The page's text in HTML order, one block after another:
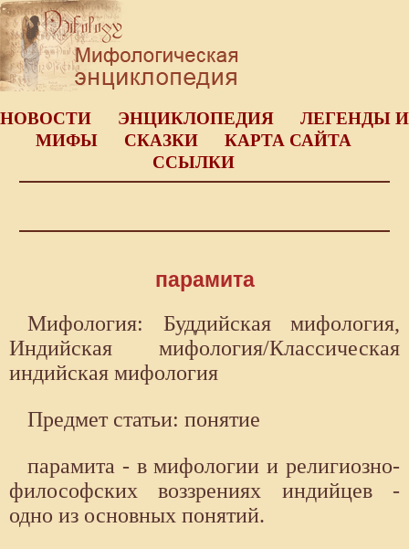
НОВОСТИ ЭНЦИКЛОПЕДИЯ
ЛЕГЕНДЫ И
МИФЫ
СКАЗКИ
КАРТА САЙТА
ССЫЛКИ
парамита
Мифология: Буддийская мифология,
Индийская мифология/Классическая
индийская мифология
Предмет статьи: понятие
парамита - в мифологии и религиозно-
философских воззрениях индийцев -
одно из основных понятий.